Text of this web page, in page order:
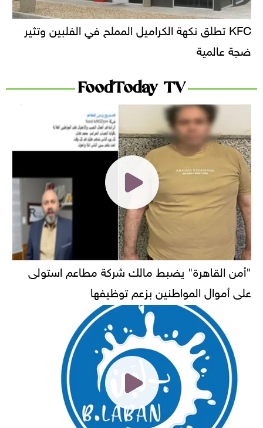
KFC تطلق نكهة الكراميل المملح في الفلبين وتثير
ضجة عالمية
FoodToday TV
"أمن القاهرة" يضبط مالك شركة مطاعم استولى
على أموال المواطنين بزعم توظيفها